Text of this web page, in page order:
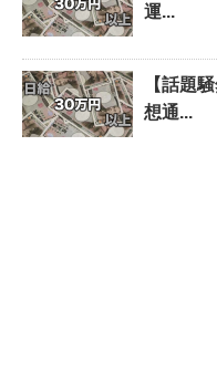
運...
【話題
想通...